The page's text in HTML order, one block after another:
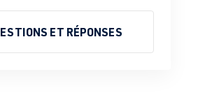
ET RÉPONSES